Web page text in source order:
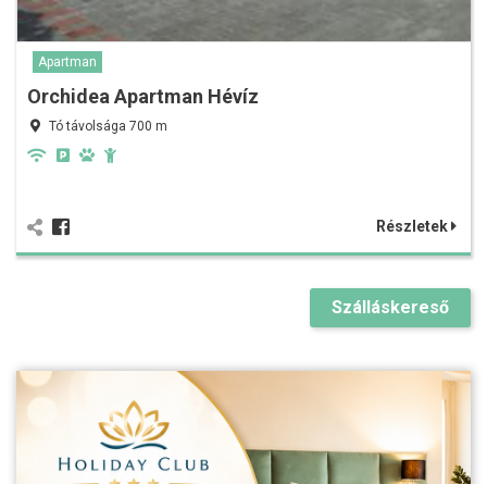
Apartman
Orchidea Apartman Hévíz
Tó távolsága 700 m
Részletek
Szálláskereső